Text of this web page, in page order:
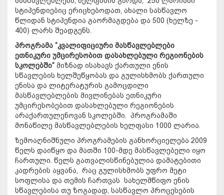
სტიპენდიებიც ერიცხებოდათ, ახალი სასწავლო
წლიდან სტიპენდია გაორმაგდება და 500 (ხელზე -
400) ლარს შეადგენს.
პროგრამა ”კვალიფიციური მასწავლებლები
ეთნიკური უმცირესობით დასახლებული რეგიონების
სკოლებში” მიზნად ისახავს ქართული ენის
სწავლების ხელშეწყობას და გულისხმობს ქართული
ენისა და ლიტერატურის გამოცდილი
მასწავლებლების მივლინებას ეთნიკური
უმცირესობებით დასახლებული რეგიონების
არაქართულენოვან სკოლებში. პროგრამაში
მონაწილე მასწავლებლების ხელფასი 1000 ლარია.
ზემოაღნიშნული პროგრამების განხორციელება 2009
წელს დაიწყო და მათში 100-მდე მასწავლებელი იყო
ჩართული. წელს გათვალისწინებულია დამატებითი
კადრების აყვანა, რაც გულისხმობს უფრო მეტი
სოფლისა და თემის ჩართვას სახელმწიფო ენის
სწავლებისა თუ ზოგადად, სასწავლო პროცესების